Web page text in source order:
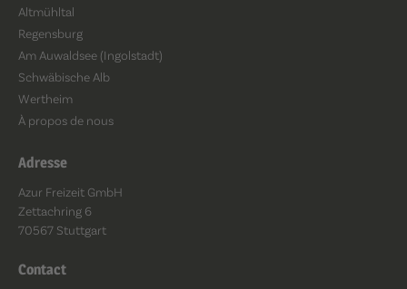
Altmühltal
Regensburg
Am Auwaldsee (Ingolstadt)
Schwäbische Alb
Wertheim
À propos de nous
Adresse
Azur Freizeit GmbH
Zettachring 6
70567 Stuttgart
Contact